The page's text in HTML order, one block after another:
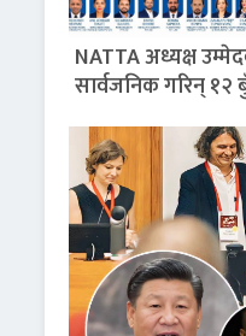
NATTA अध्यक्ष
सार्वजनिक गरिन् १२